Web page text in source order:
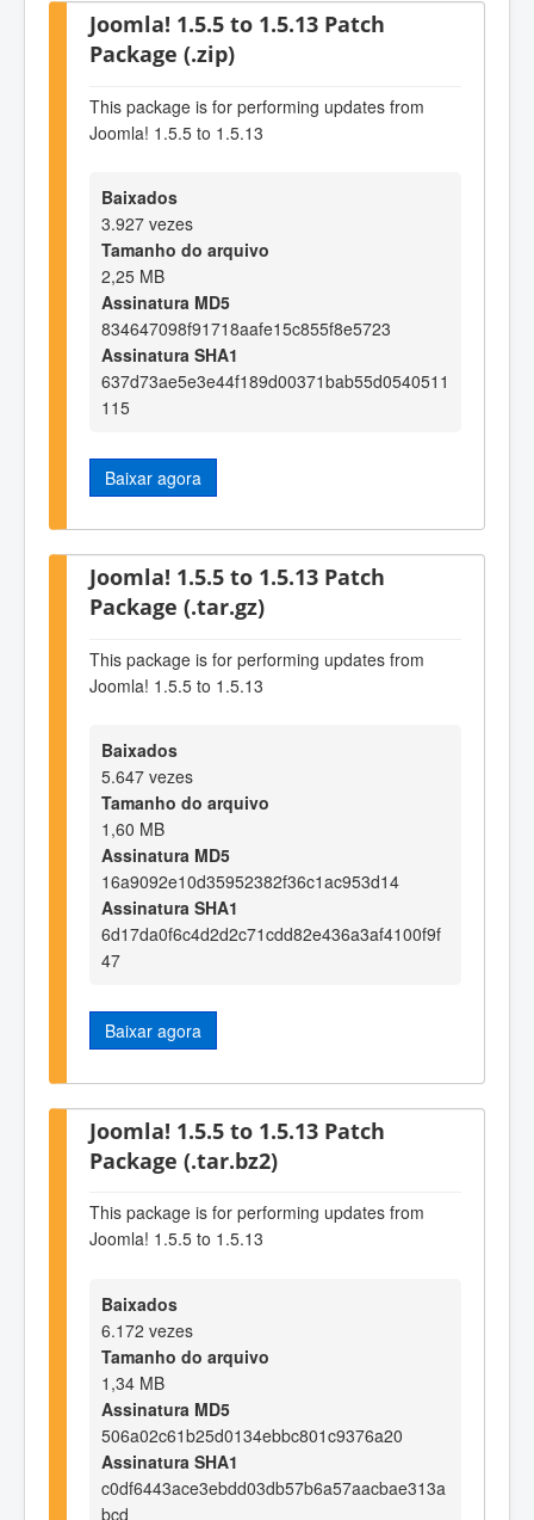
Joomla! 1.5.5 to 1.5.13 Patch
Package (.zip)
This package is for performing updates from
Joomla! 1.5.5 to 1.5.13
Baixados
3.927 vezes
Tamanho do arquivo
2,25 MB
Assinatura MD5
834647098f91718aafe15c855f8e5723
Assinatura SHA1
637d73ae5e3e44f189d00371bab55d0540511
115
Baixar agora
Joomla! 1.5.5 to 1.5.13 Patch
Package (.tar.gz)
This package is for performing updates from
Joomla! 1.5.5 to 1.5.13
Baixados
5.647 vezes
Tamanho do arquivo
1,60 MB
Assinatura MD5
16a9092e10d35952382f36c1ac953d14
Assinatura SHA1
6d17da0f6c4d2d2c71cdd82e436a3af4100f9f
47
Baixar agora
Joomla! 1.5.5 to 1.5.13 Patch
Package (.tar.bz2)
This package is for performing updates from
Joomla! 1.5.5 to 1.5.13
Baixados
6.172 vezes
Tamanho do arquivo
1,34 MB
Assinatura MD5
506a02c61b25d0134ebbc801c9376a20
Assinatura SHA1
c0df6443ace3ebdd03db57b6a57aacbae313a
bcd